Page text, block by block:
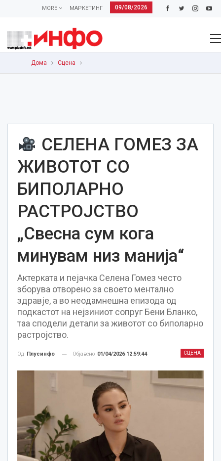
09/08/2026
МАРКЕТИНГ
MORE
Дома Сцена
СЕЛЕНА ГОМЕЗ ЗА
ЖИВОТОТ СО
БИПОЛАРНО
РАСТРОЈСТВО
„Свесна сум кога
минувам низ манија“
Актерката и пејачка Селена Гомез често
зборува отворено за своето ментално
здравје, а во неодамнешна епизода од
подкастот на нејзиниот сопруг Бени Бланко,
таа сподели детали за животот со биполарно
растројство.
СЦЕНА
Од Плусинфо Објавено 01/04/2026 12:59:44